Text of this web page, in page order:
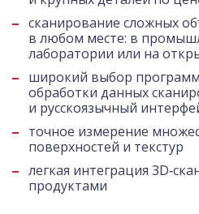
сканирование сложных
в любом месте: в
лаборатории или на
широкий выбор
обработки данных
и русскоязычный
точное измерение
поверхностей и текстур
легкая интеграция
продуктами